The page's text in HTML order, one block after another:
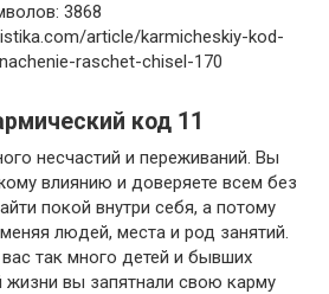
3868
article/karmicheskiy-kod-
raschet-chisel-170
код 11
несчастий и переживаний. Вы
влиянию и доверяете всем без
покой внутри себя, а потому
людей, места и род занятий.
так много детей и бывших
жизни вы запятнали свою карму